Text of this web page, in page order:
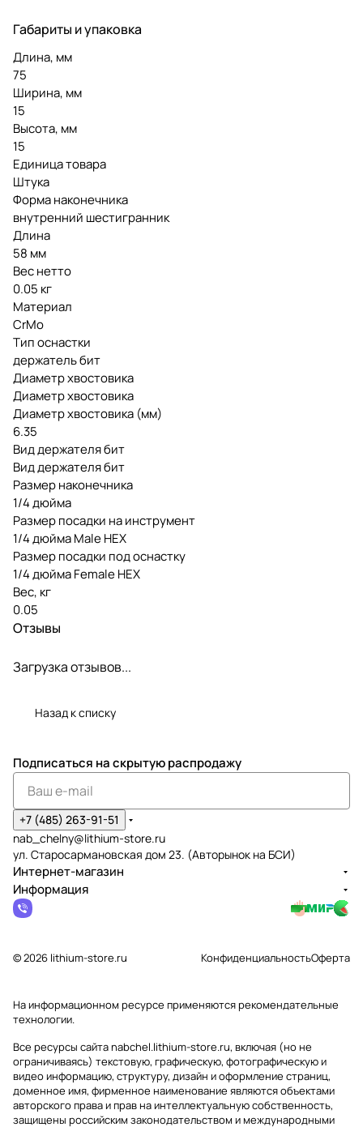
Габариты и упаковка
Длина, мм
75
Ширина, мм
15
Высота, мм
15
Единица товара
Штука
Форма наконечника
внутренний шестигранник
Длина
58 мм
Вес нетто
0.05 кг
Материал
CrMo
Тип оснастки
держатель бит
Диаметр хвостовика
Диаметр хвостовика
Диаметр хвостовика (мм)
6.35
Вид держателя бит
Вид держателя бит
Размер наконечника
1/4 дюйма
Размер посадки на инструмент
1/4 дюйма Male HEX
Размер посадки под оснастку
1/4 дюйма Female HEX
Вес, кг
0.05
Отзывы
Загрузка отзывов...
Назад к списку
Подписаться на скрытую распродажу
+7 (485) 263-91-51
nab_chelny@lithium-store.ru
ул. Старосармановская дом 23. (Авторынок на БСИ)
Интернет-магазин
Информация
© 2026 lithium-store.ru КонфиденциальностьОферта
На информационном ресурсе применяютсярекомендательные
технологии.
Все ресурсы сайта nabchel.lithium-store.ru, включая (но не
ограничиваясь) текстовую, графическую, фотографическую и
видео информацию, структуру, дизайн и оформление страниц,
доменное имя, фирменное наименование являются объектами
авторского права и прав на интеллектуальную собственность,
защищены российским законодательством и международными